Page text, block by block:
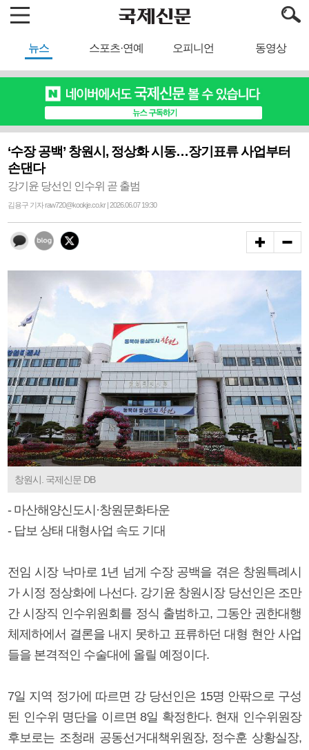
뉴스 스포츠·연예 오피니언 동영상
‘수장 공백’ 창원시, 정상화 시동…장기표류 사업부터
손댄다
강기윤 당선인 인수위 곧 출범
김용구 기자 raw720@kookje.co.kr | 2026.06.07 19:30
창원시. 국제신문 DB
- 마산해양신도시·창원문화타운
- 답보 상태 대형사업 속도 기대
전임 시장 낙마로 1년 넘게 수장 공백을 겪은 창원특례시
가 시정 정상화에 나선다. 강기윤 창원시장 당선인은 조만
간 시장직 인수위원회를 정식 출범하고, 그동안 권한대행
체제하에서 결론을 내지 못하고 표류하던 대형 현안 사업
들을 본격적인 수술대에 올릴 예정이다.
7일 지역 정가에 따르면 강 당선인은 15명 안팎으로 구성
된 인수위 명단을 이르면 8일 확정한다. 현재 인수위원장
후보로는 조청래 공동선거대책위원장, 정수훈 상황실장,